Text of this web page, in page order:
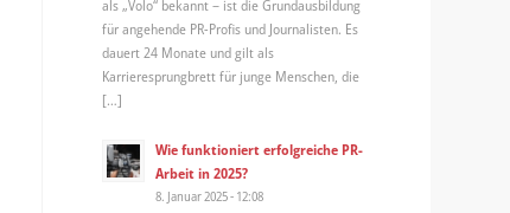
als „Volo“ bekannt – ist die Grundausbildung
für angehende PR-Profis und Journalisten. Es
dauert 24 Monate und gilt als
Karrieresprungbrett für junge Menschen, die
[…]
Wie funktioniert erfolgreiche PR-
Arbeit in 2025?
8. Januar 2025 - 12:08